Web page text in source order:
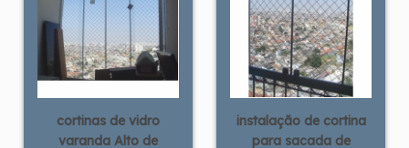
cortinas de vidro
varanda Alto de
instalação de cortina
para sacada de